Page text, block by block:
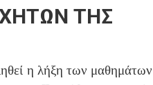
ΤΗΣ
η λήξη των μαθημάτων